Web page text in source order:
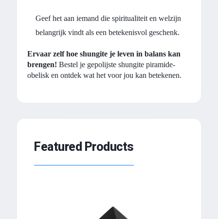
Geef het aan iemand die spiritualiteit en welzijn
belangrijk vindt als een betekenisvol geschenk.
Ervaar zelf hoe shungite je leven in balans kan
brengen! Bestel je gepolijste shungite piramide-
obelisk en ontdek wat het voor jou kan betekenen.
Featured Products